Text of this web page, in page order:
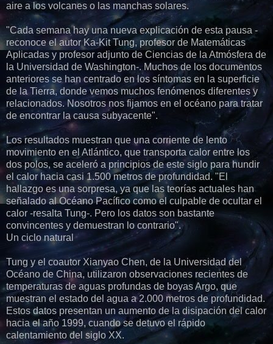
aire a los volcanes o las manchas solares.
"Cada semana hay una nueva explicación de esta pausa -
reconoce el autor Ka-Kit Tung, profesor de Matemáticas
Aplicadas y profesor adjunto de Ciencias de la Atmósfera de
la Universidad de Washington-. Muchos de los documentos
anteriores se han centrado en los síntomas en la superficie
de la Tierra, donde vemos muchos fenómenos diferentes y
relacionados. Nosotros nos fijamos en el océano para tratar
de encontrar la causa subyacente".
Los resultados muestran que una corriente de lento
movimiento en el Atlántico, que transporta calor entre los
dos polos, se aceleró a principios de este siglo para hundir
el calor hacia casi 1.500 metros de profundidad. "El
hallazgo es una sorpresa, ya que las teorías actuales han
señalado al Océano Pacífico como el culpable de ocultar el
calor -resalta Tung-. Pero los datos son bastante
convincentes y demuestran lo contrario".
Un ciclo natural
Tung y el coautor Xianyao Chen, de la Universidad del
Océano de China, utilizaron observaciones recientes de
temperaturas de aguas profundas de boyas Argo, que
muestran el estado del agua a 2.000 metros de profundidad.
Estos datos presentan un aumento de la disipación del calor
hacia el año 1999, cuando se detuvo el rápido
calentamiento del siglo XX.